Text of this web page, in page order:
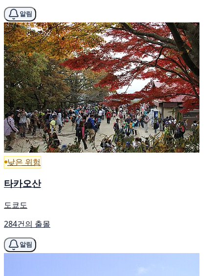
알림
낮은 위험
타카오산
도쿄도
284건의 출몰
알림